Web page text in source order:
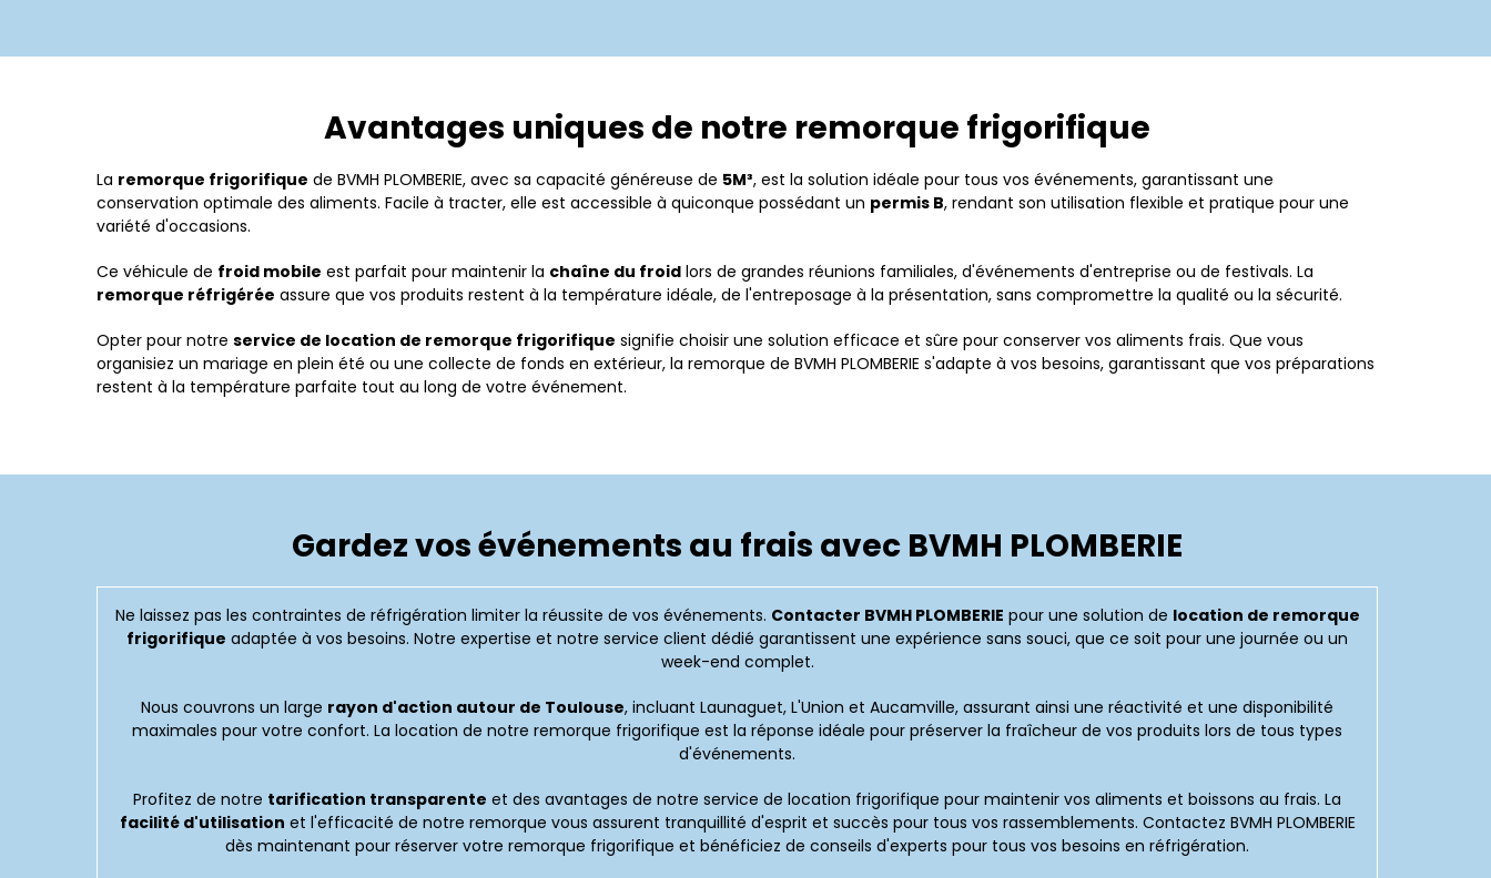
Avantages uniques de notre remorque frigorifique
La remorque frigorifique de BVMH PLOMBERIE, avec sa capacité généreuse de 5M³, est la solution idéale pour tous vos événements, garantissant une
conservation optimale des aliments. Facile à tracter, elle est accessible à quiconque possédant un permis B, rendant son utilisation flexible et pratique pour une
variété d'occasions.
Ce véhicule de froid mobile est parfait pour maintenir la chaîne du froid lors de grandes réunions familiales, d'événements d'entreprise ou de festivals. La
remorque réfrigérée assure que vos produits restent à la température idéale, de l'entreposage à la présentation, sans compromettre la qualité ou la sécurité.
Opter pour notre service de location de remorque frigorifique signifie choisir une solution efficace et sûre pour conserver vos aliments frais. Que vous
organisiez un mariage en plein été ou une collecte de fonds en extérieur, la remorque de BVMH PLOMBERIE s'adapte à vos besoins, garantissant que vos préparations
restent à la température parfaite tout au long de votre événement.
Gardez vos événements au frais avec BVMH PLOMBERIE
Ne laissez pas les contraintes de réfrigération limiter la réussite de vos événements. Contacter BVMH PLOMBERIE pour une solution de location de remorque
frigorifique adaptée à vos besoins. Notre expertise et notre service client dédié garantissent une expérience sans souci, que ce soit pour une journée ou un
week-end complet.
Nous couvrons un large rayon d'action autour de Toulouse, incluant Launaguet, L'Union et Aucamville, assurant ainsi une réactivité et une disponibilité
maximales pour votre confort. La location de notre remorque frigorifique est la réponse idéale pour préserver la fraîcheur de vos produits lors de tous types
d'événements.
Profitez de notre tarification transparente et des avantages de notre service de location frigorifique pour maintenir vos aliments et boissons au frais. La
facilité d'utilisation et l'efficacité de notre remorque vous assurent tranquillité d'esprit et succès pour tous vos rassemblements. Contactez BVMH PLOMBERIE
dès maintenant pour réserver votre remorque frigorifique et bénéficiez de conseils d'experts pour tous vos besoins en réfrigération.